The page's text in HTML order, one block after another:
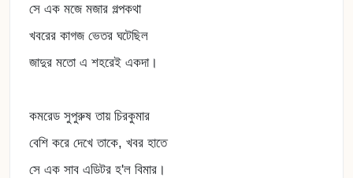
সে এক মজে মজার গল্পকথা
খবরের কাগজ ভেতর ঘটেছিল
জাদুর মতো এ শহরেই একদা।
কমরেড সুপুরুষ তায় চিরকুমার
বেশি করে দেখে তাকে, খবর হাতে
সে এক সাব এডিটর হ'ল বিমার।